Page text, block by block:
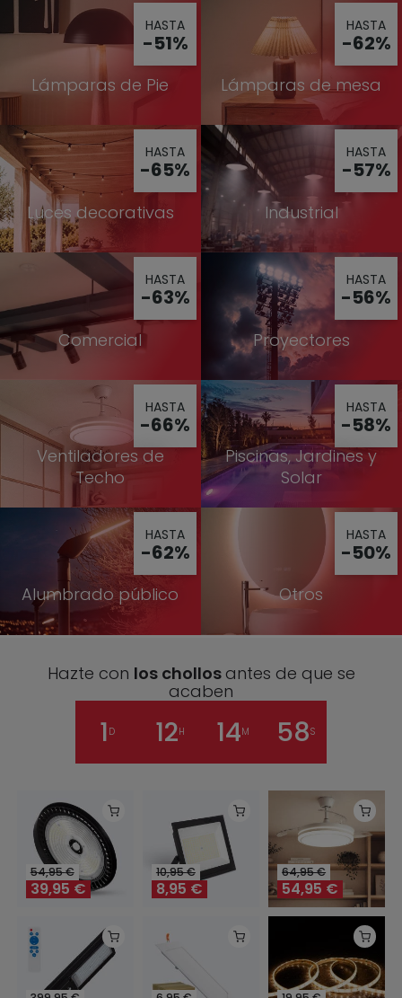
Lámparas de Pie
HASTA
-51%
Lámparas de mesa
HASTA
-62%
Luces decorativas
HASTA
-65%
Industrial
HASTA
-57%
Comercial
HASTA
-63%
Proyectores
HASTA
-56%
Ventiladores de
Techo
HASTA
-66%
Piscinas, Jardines y
Solar
HASTA
-58%
Alumbrado público
HASTA
-62%
Otros
HASTA
-50%
Hazte con los chollos antes de que se
acaben
1 D 12H 14M 57S
54,95€
39,95 €
10,95€
8,95 €
64,95€
54,95 €